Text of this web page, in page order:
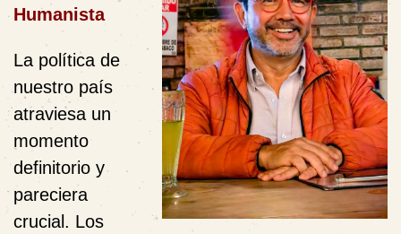
Humanista
La política de
nuestro país
atraviesa un
momento
definitorio y
pareciera
crucial. Los